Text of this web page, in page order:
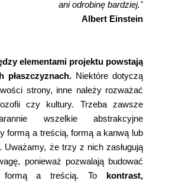
ani odrobinę bardziej."
Albert Einstein
elementami projektu powstają
płaszczyznach. Niektóre dotyczą
strony, inne należy rozważać
czy kultury. Trzeba zawsze
wszelkie abstrakcyjne
formą a treścią, formą a kanwą lub
Uważamy, że trzy z nich zasługują
ponieważ pozwalają budować
formą a treścią. To kontrast,